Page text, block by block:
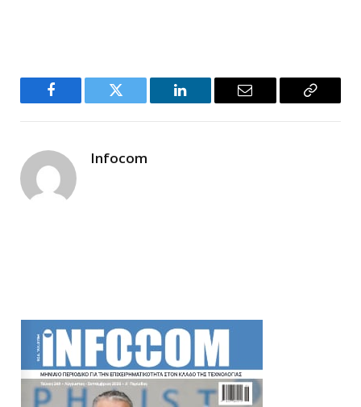
Facebook Twitter LinkedIn Email
Copy
Infocom